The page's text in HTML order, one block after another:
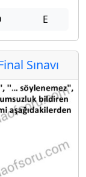
E
Sınavı